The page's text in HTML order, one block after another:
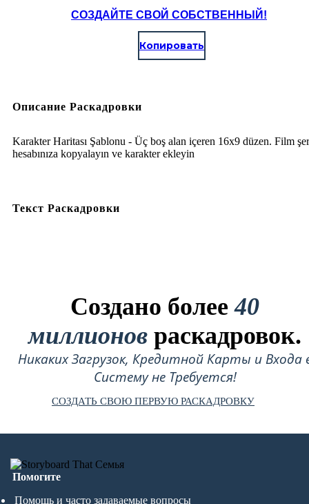
СОЗДАЙТЕ СВОЙ СОБСТВЕННЫЙ!
Копировать
Описание Раскадровки
Karakter Haritası Şablonu - Üç boş alan içeren 16x9 düzen. Film
hesabınıza kopyalayın ve karakter ekleyin
Текст Раскадровки
Создано более40
миллионов раскадровок.
Никаких Загрузок, Кредитной Карты и Входа
Систему не Требуется!
СОЗДАТЬ СВОЮ ПЕРВУЮ РАСКАДРОВКУ
Помогите
Помощь и часто задаваемые вопросы